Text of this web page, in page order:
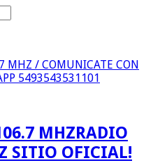
MHZ / COMUNICATE CON
5493543531101
RADIO
SITIO OFICIAL!